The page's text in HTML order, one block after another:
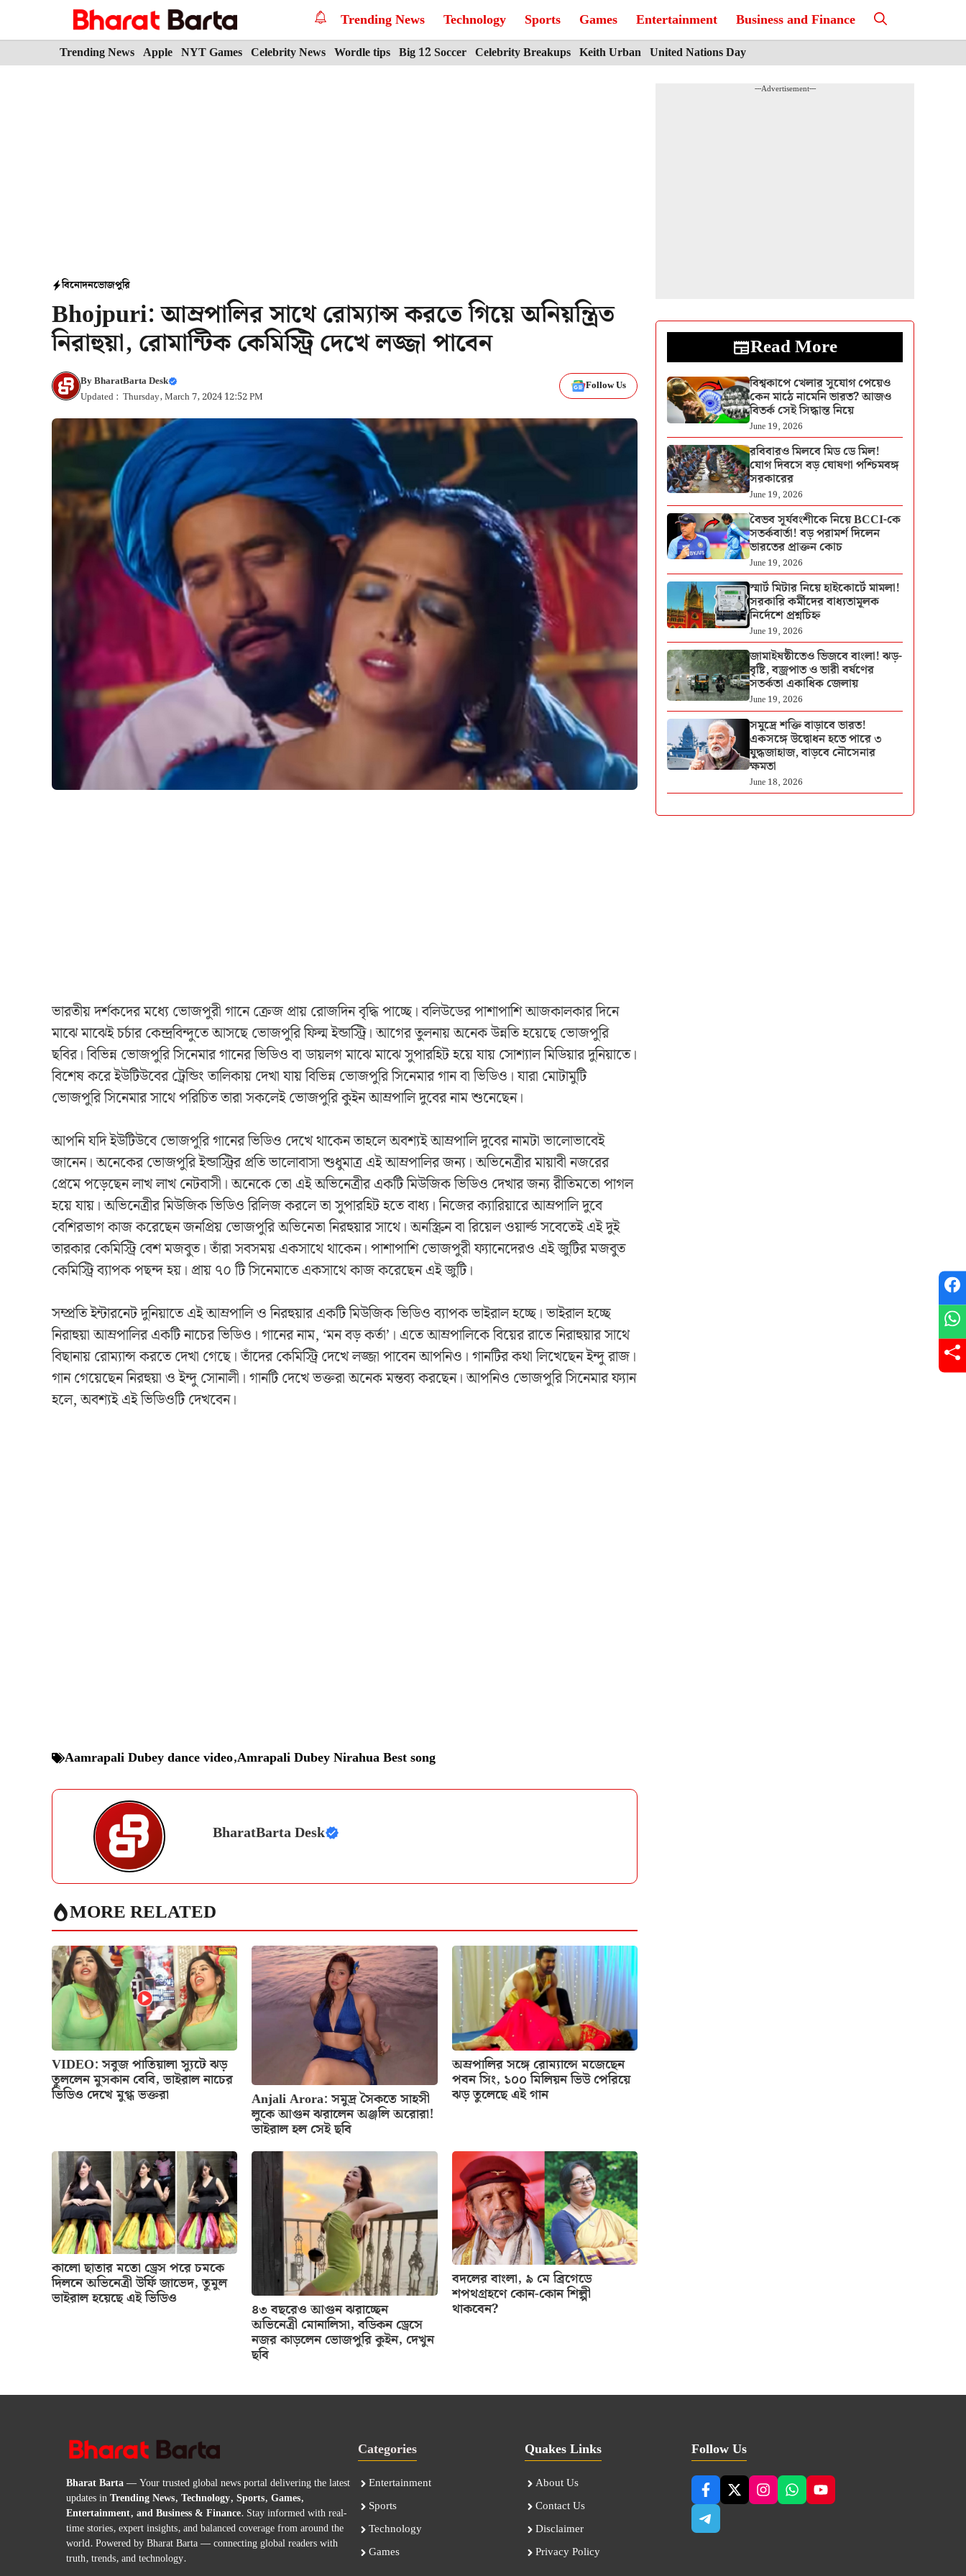
Trending News Technology Sports Games Entertainment Business and Finance
Trending News Apple NYT Games Celebrity News Wordle tips Big 12 Soccer Celebrity Breakups Keith Urban United Nations Day
বিনোদনভোজপুরি
Bhojpuri: আম্রপালির সাথে রোম্যান্স করতে গিয়ে অনিয়ন্ত্রিত
নিরাহুয়া, রোমান্টিক কেমিস্ট্রি দেখে লজ্জা পাবেন
ByBharatBarta Desk
Updated : Thursday, March 7, 2024 12:52 PM
Follow Us
ভারতীয় দর্শকদের মধ্যে ভোজপুরী গানে ক্রেজ প্রায় রোজদিন বৃদ্ধি পাচ্ছে। বলিউডের পাশাপাশি আজকালকার দিনে
মাঝে মাঝেই চর্চার কেন্দ্রবিন্দুতে আসছে ভোজপুরি ফিল্ম ইন্ডাস্ট্রি। আগের তুলনায় অনেক উন্নতি হয়েছে ভোজপুরি
ছবির। বিভিন্ন ভোজপুরি সিনেমার গানের ভিডিও বা ডায়লগ মাঝে মাঝে সুপারহিট হয়ে যায় সোশ্যাল মিডিয়ার দুনিয়াতে।
বিশেষ করে ইউটিউবের ট্রেন্ডিং তালিকায় দেখা যায় বিভিন্ন ভোজপুরি সিনেমার গান বা ভিডিও। যারা মোটামুটি
ভোজপুরি সিনেমার সাথে পরিচিত তারা সকলেই ভোজপুরি কুইন আম্রপালি দুবের নাম শুনেছেন।
আপনি যদি ইউটিউবে ভোজপুরি গানের ভিডিও দেখে থাকেন তাহলে অবশ্যই আম্রপালি দুবের নামটা ভালোভাবেই
জানেন। অনেকের ভোজপুরি ইন্ডাস্ট্রির প্রতি ভালোবাসা শুধুমাত্র এই আম্রপালির জন্য। অভিনেত্রীর মায়াবী নজরের
প্রেমে পড়েছেন লাখ লাখ নেটবাসী। অনেকে তো এই অভিনেত্রীর একটি মিউজিক ভিডিও দেখার জন্য রীতিমতো পাগল
হয়ে যায়। অভিনেত্রীর মিউজিক ভিডিও রিলিজ করলে তা সুপারহিট হতে বাধ্য। নিজের ক্যারিয়ারে আম্রপালি দুবে
বেশিরভাগ কাজ করেছেন জনপ্রিয় ভোজপুরি অভিনেতা নিরহুয়ার সাথে। অনস্ক্রিন বা রিয়েল ওয়ার্ল্ড সবেতেই এই দুই
তারকার কেমিস্ট্রি বেশ মজবুত। তাঁরা সবসময় একসাথে থাকেন। পাশাপাশি ভোজপুরী ফ্যানেদেরও এই জুটির মজবুত
কেমিস্ট্রি ব্যাপক পছন্দ হয়। প্রায় ৭০ টি সিনেমাতে একসাথে কাজ করেছেন এই জুটি।
সম্প্রতি ইন্টারনেট দুনিয়াতে এই আম্রপালি ও নিরহুয়ার একটি মিউজিক ভিডিও ব্যাপক ভাইরাল হচ্ছে। ভাইরাল হচ্ছে
নিরাহুয়া আম্রপালির একটি নাচের ভিডিও। গানের নাম, ‘মন বড় কর্তা’। এতে আম্রপালিকে বিয়ের রাতে নিরাহুয়ার সাথে
বিছানায় রোম্যান্স করতে দেখা গেছে। তাঁদের কেমিস্ট্রি দেখে লজ্জা পাবেন আপনিও। গানটির কথা লিখেছেন ইন্দু রাজ।
গান গেয়েছেন নিরহুয়া ও ইন্দু সোনালী। গানটি দেখে ভক্তরা অনেক মন্তব্য করছেন। আপনিও ভোজপুরি সিনেমার ফ্যান
হলে, অবশ্যই এই ভিডিওটি দেখবেন।
Aamrapali Dubey dance video,Amrapali Dubey Nirahua Best song
BharatBarta Desk
MORE RELATED
VIDEO: সবুজ পাতিয়ালা স্যুটে ঝড়
তুললেন মুসকান বেবি, ভাইরাল নাচের
ভিডিও দেখে মুগ্ধ ভক্তরা Anjali Arora: সমুদ্র সৈকতে সাহসী
লুকে আগুন ঝরালেন অঞ্জলি অরোরা!
ভাইরাল হল সেই ছবি
অম্রপালির সঙ্গে রোম্যান্সে মজেছেন
পবন সিং, ১০০ মিলিয়ন ভিউ পেরিয়ে
ঝড় তুলেছে এই গান
কালো ছাতার মতো ড্রেস পরে চমকে
দিলনে অভিনেত্রী উর্ফি জাভেদ, তুমুল
ভাইরাল হয়েছে এই ভিডিও
৪৩ বছরেও আগুন ঝরাচ্ছেন
অভিনেত্রী মোনালিসা, বডিকন ড্রেসে
নজর কাড়লেন ভোজপুরি কুইন, দেখুন
ছবি
বদলের বাংলা, ৯ মে ব্রিগেডে
শপথগ্রহণে কোন-কোন শিল্পী
থাকবেন?
---Advertisement---
Read More
বিশ্বকাপে খেলার সুযোগ পেয়েও
কেন মাঠে নামেনি ভারত? আজও
বিতর্ক সেই সিদ্ধান্ত নিয়ে
June 19, 2026
রবিবারও মিলবে মিড ডে মিল!
যোগ দিবসে বড় ঘোষণা পশ্চিমবঙ্গ
সরকারের
June 19, 2026
বৈভব সূর্যবংশীকে নিয়ে BCCI-কে
সতর্কবার্তা! বড় পরামর্শ দিলেন
ভারতের প্রাক্তন কোচ
June 19, 2026
স্মার্ট মিটার নিয়ে হাইকোর্টে মামলা!
সরকারি কর্মীদের বাধ্যতামূলক
নির্দেশে প্রশ্নচিহ্ন
June 19, 2026
জামাইষষ্ঠীতেও ভিজবে বাংলা! ঝড়-
বৃষ্টি, বজ্রপাত ও ভারী বর্ষণের
সতর্কতা একাধিক জেলায়
June 19, 2026
সমুদ্রে শক্তি বাড়াবে ভারত!
একসঙ্গে উদ্বোধন হতে পারে ৩
যুদ্ধজাহাজ, বাড়বে নৌসেনার
ক্ষমতা
June 18, 2026
Bharat Barta— Your trusted global news portal delivering the latest
updates inTrending News, Technology, Sports, Games,
Entertainment, and Business & Finance. Stay informed with real-
time stories, expert insights, and balanced coverage from around the
world. Powered by Bharat Barta — connecting global readers with
truth, trends, and technology.
Categories
Entertainment
Sports
Technology
Games
Quakes Links
About Us
Contact Us
Disclaimer
Privacy Policy
Follow Us